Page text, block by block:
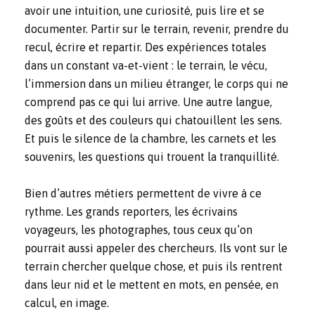
avoir une intuition, une curiosité, puis lire et se
documenter. Partir sur le terrain, revenir, prendre du
recul, écrire et repartir. Des expériences totales
dans un constant va-et-vient : le terrain, le vécu,
l’immersion dans un milieu étranger, le corps qui ne
comprend pas ce qui lui arrive. Une autre langue,
des goûts et des couleurs qui chatouillent les sens.
Et puis le silence de la chambre, les carnets et les
souvenirs, les questions qui trouent la tranquillité.
Bien d’autres métiers permettent de vivre à ce
rythme. Les grands reporters, les écrivains
voyageurs, les photographes, tous ceux qu’on
pourrait aussi appeler des chercheurs. Ils vont sur le
terrain chercher quelque chose, et puis ils rentrent
dans leur nid et le mettent en mots, en pensée, en
calcul, en image.